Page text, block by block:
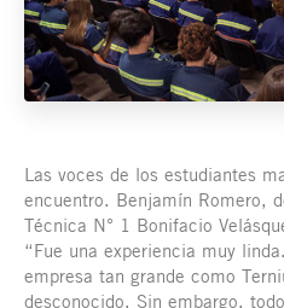
Las voces de los estudiantes
encuentro. Benjamín Romero,
Técnica N° 1 Bonifacio
“Fue una experiencia muy
empresa tan grande como
desconocido. Sin embargo,